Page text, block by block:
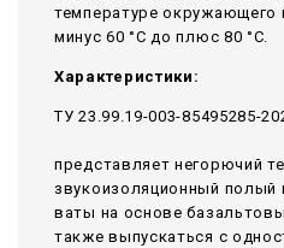
температуре окружающего
минус 60 °С до плюс 80 °С.
Характеристики:
ТУ 23.99.19-003-85495285-
представляет негорючий
звукоизоляционный полый
ваты на основе
также выпускаться с